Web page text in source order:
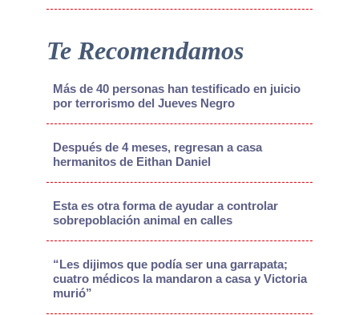
Te Recomendamos
Más de 40 personas han testificado en juicio
por terrorismo del Jueves Negro
Después de 4 meses, regresan a casa
hermanitos de Eithan Daniel
Esta es otra forma de ayudar a controlar
sobrepoblación animal en calles
“Les dijimos que podía ser una garrapata;
cuatro médicos la mandaron a casa y Victoria
murió”